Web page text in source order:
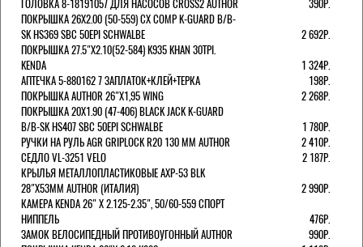
ГОЛОВКА 8-18191057 ДЛЯ НАСОСОВ CROSS2 AUTHOR
390Р.
ПОКРЫШКА 26X2.00 (50-559) CX COMP K-GUARD B/B-
SK HS369 SBC 50EPI SCHWALBE
2 692Р.
ПОКРЫШКА 27.5"Х2.10(52-584) K935 KHAN 30TPI.
KENDA
1 324Р.
АПТЕЧКА 5-880162 7 ЗАПЛАТОК+КЛЕЙ+ТЕРКА
198Р.
ПОКРЫШКА AUTHOR 26"Х1,95 WING
2 268Р.
ПОКРЫШКА 20X1.90 (47-406) BLACK JACK K-GUARD
B/B-SK HS407 SBC 50EPI SCHWALBE
1 780Р.
РУЧКИ НА РУЛЬ AGR GRIPLOCK R20 130 ММ AUTHOR
2 410Р.
СЕДЛО VL-3251 VELO
2 187Р.
КРЫЛЬЯ МЕТАЛЛОПЛАСТИКОВЫЕ AXP-53 BLK
28"Х53ММ AUTHOR (ИТАЛИЯ)
2 990Р.
КАМЕРА KENDA 26" Х 2.125-2.35", 50/60-559 СПОРТ
НИППЕЛЬ
476Р.
ЗАМОК ВЕЛОСИПЕДНЫЙ ПРОТИВОУГОННЫЙ AUTHOR
990Р.